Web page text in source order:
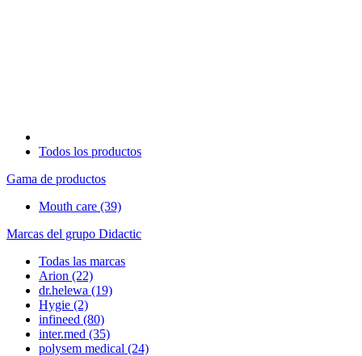
Todos los productos
Gama de productos
Mouth care (39)
Marcas del grupo Didactic
Todas las marcas
Arion (22)
dr.helewa (19)
Hygie (2)
infineed (80)
inter.med (35)
polysem medical (24)